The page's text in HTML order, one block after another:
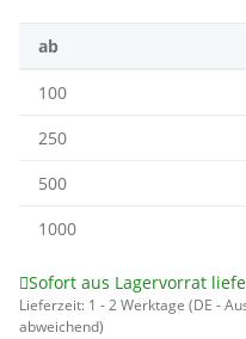
ab
100
250
500
1000
Sofort aus Lagervorrat
Lieferzeit: 1 - 2 Werktage (DE -
abweichend)